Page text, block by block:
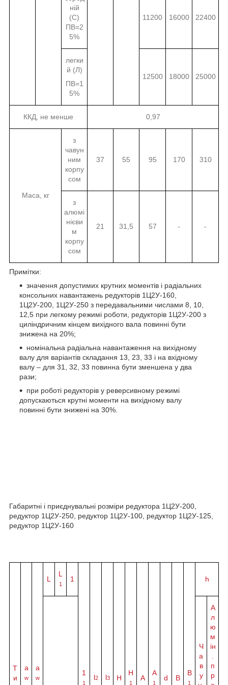
ній
(С)
ПВ=2
5%
11200 16000 22400
легки
й (Л)
ПВ=1
5%
12500 18000 25000
ККД, не менше 0,97
Маса, кг
з
чавун
ним
корпу
сом
37 55 95 170 310
з
алюмі
нієви
м
корпу
сом
21 31,5 57 - -
Примітки:
значення допустимих крутних моментів і радіальних
консольних навантажень редукторів 1Ц2У-160,
1Ц2У-200, 1Ц2У-250 з передавальними числами 8, 10,
12,5 при легкому режимі роботи, редукторів 1Ц2У-200 з
циліндричним кінцем вихідного вала повинні бути
знижена на 20%;
номінальна радіальна навантаження на вихідному
валу для варіантів складання 13, 23, 33 і на вхідному
валу – для 31, 32, 33 повинна бути зменшена у два
рази;
при роботі редукторів у реверсивному режимі
допускаються крутні моменти на вихідному валу
повинні бути знижені на 30%.
Габаритні і приєднувальні розміри редуктора 1Ц2У-200,
редуктор 1Ц2У-250, редуктор 1Ц2У-100, редуктор 1Ц2У-125,
редуктор 1Ц2У-160
Т
и
а
w
a
w
L
L
1
1
1
1
l2 l3 Н
H
1
A
A
1
d B
B
1
h
Ч
а
в
у
А
л
ю
м
ін
п
р